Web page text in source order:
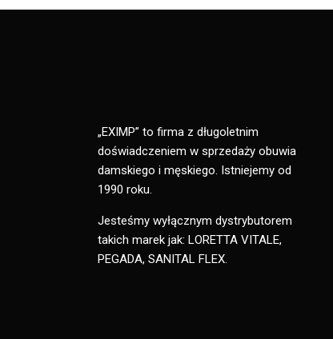
„EXIMP” to firma z długoletnim
doświadczeniem w sprzedaży obuwia
damskiego i męskiego. Istniejemy od
1990 roku.
Jesteśmy wyłącznym dystrybutorem
takich marek jak: LORETTA VITALE,
PEGADA, SANITAL FLEX.